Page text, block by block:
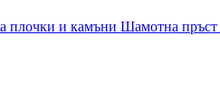
плочки и камъни Шамотна пръст